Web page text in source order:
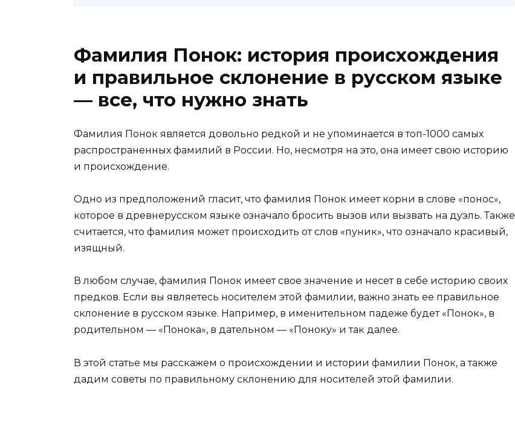
Фамилия Понок: история происхождения
и правильное склонение в русском языке
— все, что нужно знать
Фамилия Понок является довольно редкой и не упоминается в топ-1000 самых
распространенных фамилий в России. Но, несмотря на это, она имеет свою историю
и происхождение.
Одно из предположений гласит, что фамилия Понок имеет корни в слове «понос»,
которое в древнерусском языке означало бросить вызов или вызвать на дуэль. Также
считается, что фамилия может происходить от слов «пуник», что означало красивый,
изящный.
В любом случае, фамилия Понок имеет свое значение и несет в себе историю своих
предков. Если вы являетесь носителем этой фамилии, важно знать ее правильное
склонение в русском языке. Например, в именительном падеже будет «Понок», в
родительном — «Понока», в дательном — «Поноку» и так далее.
В этой статье мы расскажем о происхождении и истории фамилии Понок, а также
дадим советы по правильному склонению для носителей этой фамилии.